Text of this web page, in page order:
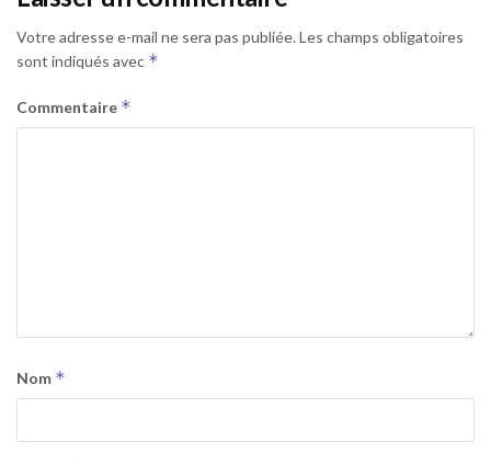
Votre adresse e-mail ne sera pas publiée. Les champs obligatoires
sont indiqués avec *
Commentaire *
Nom *